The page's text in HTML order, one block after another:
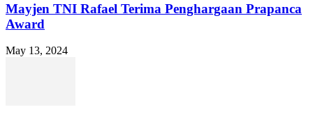
Mayjen TNI Rafael Terima Penghargaan Prapanca
Award
May 13, 2024